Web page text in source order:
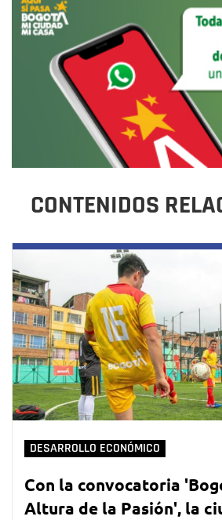
CONTENIDOS
DESARROLLO ECONÓMICO
Con la convocatoria
Altura de la Pasión', la